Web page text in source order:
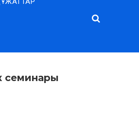
семинары